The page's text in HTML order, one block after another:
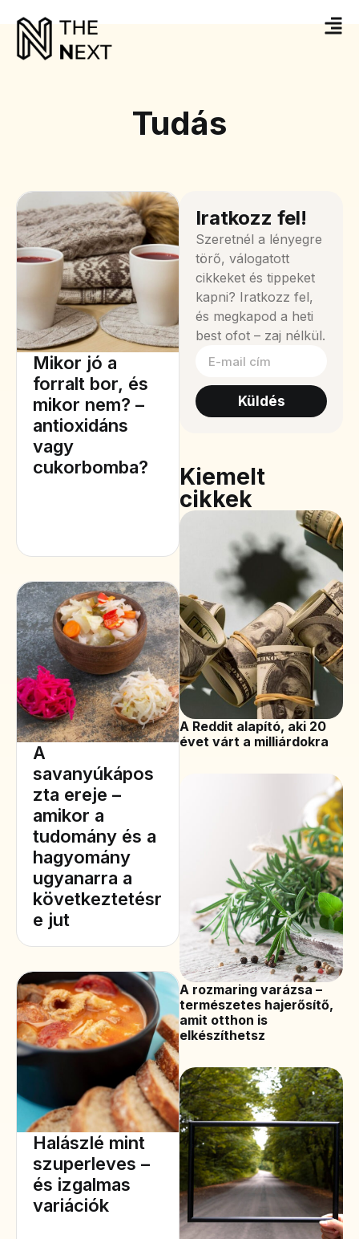
Tudás
Mikor jó a
forralt bor, és
mikor nem? –
antioxidáns
vagy
cukorbomba?
A
savanyúkápos
zta ereje –
amikor a
tudomány és a
hagyomány
ugyanarra a
következtetésr
e jut
Halászlé mint
szuperleves –
és izgalmas
variációk
Iratkozz fel!
Szeretnél a lényegre
törő, válogatott
cikkeket és tippeket
kapni? Iratkozz fel,
és megkapod a heti
best ofot – zaj nélkül.
Küldés
Kiemelt
cikkek
A Reddit alapító, aki 20
évet várt a milliárdokra
A rozmaring varázsa –
természetes hajerősítő,
amit otthon is
elkészíthetsz